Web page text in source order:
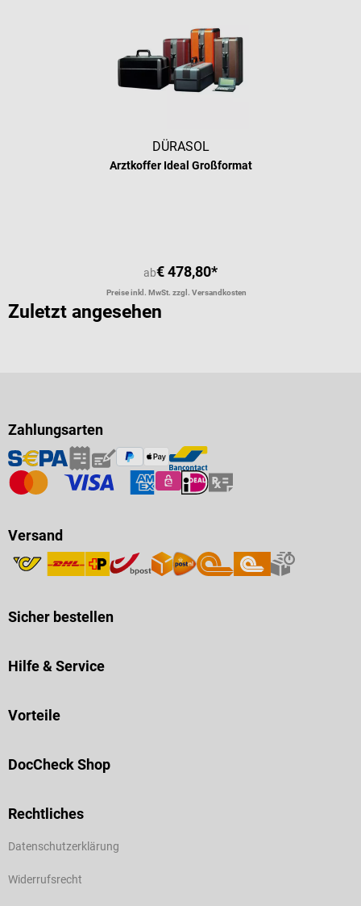
DÜRASOL
Arztkoffer Ideal Großformat
ab€ 478,80*
Preise inkl. MwSt. zzgl. Versandkosten
Zuletzt angesehen
Zahlungsarten
Versand
Sicher bestellen
Hilfe & Service
Vorteile
DocCheck Shop
Rechtliches
Datenschutzerklärung
Widerrufsrecht